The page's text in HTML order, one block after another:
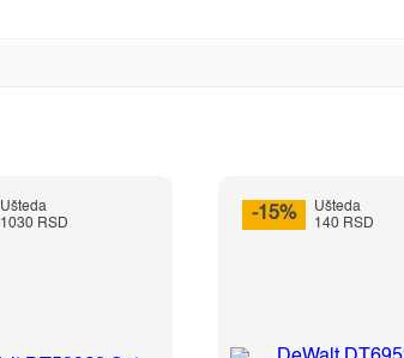
Ušteda
1030 RSD
-15%
Ušteda
140 RSD